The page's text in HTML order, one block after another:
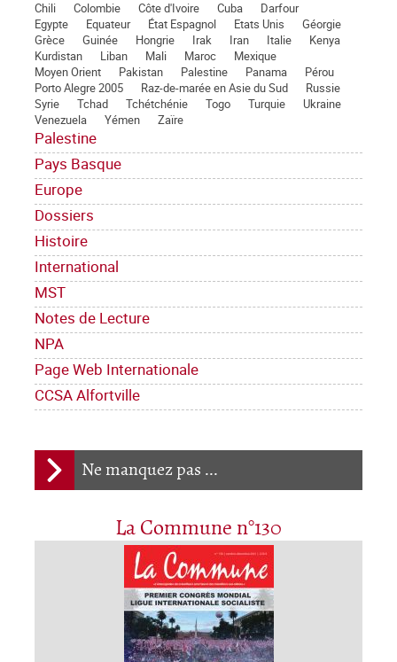
Chili
Colombie Côte d'Ivoire Cuba
Darfour
Egypte
Equateur État Espagnol Etats Unis
Géorgie
Grèce
Guinée Hongrie Irak Iran Italie
Kenya
Kurdistan
Liban Mali Maroc
Mexique
Moyen Orient
Pakistan Palestine Panama
Pérou
Porto Alegre 2005
Raz-de-marée en Asie du Sud
Russie
Syrie
Tchad Tchétchénie Togo Turquie
Ukraine
Venezuela
Yémen Zaïre
Palestine
Pays Basque
Europe
Dossiers
Histoire
International
MST
Notes de Lecture
NPA
Page Web Internationale
CCSA Alfortville
Ne manquez pas ...
La Commune n°130